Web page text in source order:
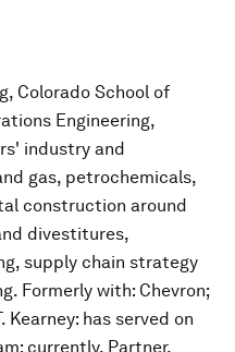
Colorado School of
Engineering,
industry and
gas, petrochemicals,
construction around
divestitures,
supply chain strategy
Formerly with: Chevron;
Kearney: has served on
currently, Partner,